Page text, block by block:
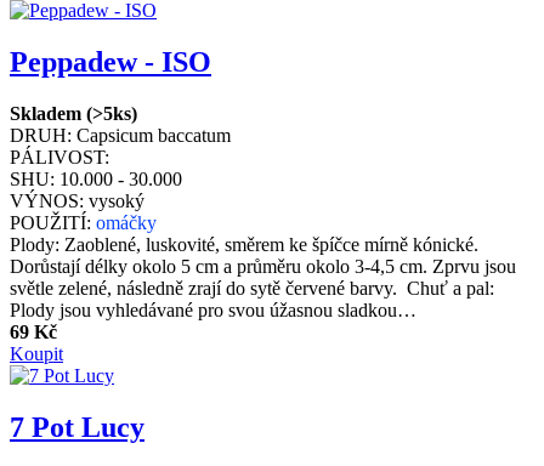
Peppadew - ISO
Skladem (>5ks)
DRUH: Capsicum baccatum
PÁLIVOST:
SHU: 10.000 - 30.000
VÝNOS: vysoký
POUŽITÍ: omáčky
Plody: Zaoblené, luskovité, směrem ke špíčce mírně kónické.
Dorůstají délky okolo 5 cm a průměru okolo 3-4,5 cm. Zprvu jsou
světle zelené, následně zrají do sytě červené barvy. Chuť a pal:
Plody jsou vyhledávané pro svou úžasnou sladkou…
69 Kč
Koupit
7 Pot Lucy